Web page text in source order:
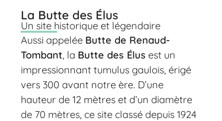
La Butte des Élus
Un site historique et légendaire
Aussi appelée Butte de Renaud-
Tombant, la Butte des Élus est un
impressionnant tumulus gaulois, érigé
vers 300 avant notre ère. D’une
hauteur de 12 mètres et d’un diamètre
de 70 mètres, ce site classé depuis 1924